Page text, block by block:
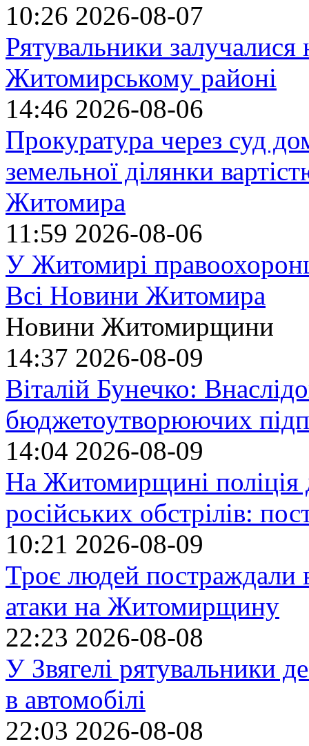
10:26 2026-08-07
Рятувальники
Житомирському районі
14:46 2026-08-06
Прокуратура через суд
земельної ділянки
Житомира
11:59 2026-08-06
У Житомирі
Всі Новини Житомира
Новини Житомирщини
14:37 2026-08-09
Віталій Бунечко:
бюджетоутворюючих
14:04 2026-08-09
На Житомирщині поліція
російських обстрілів:
10:21 2026-08-09
Троє людей постраждали
атаки на Житомирщину
22:23 2026-08-08
У Звягелі рятувальники
в автомобілі
22:03 2026-08-08